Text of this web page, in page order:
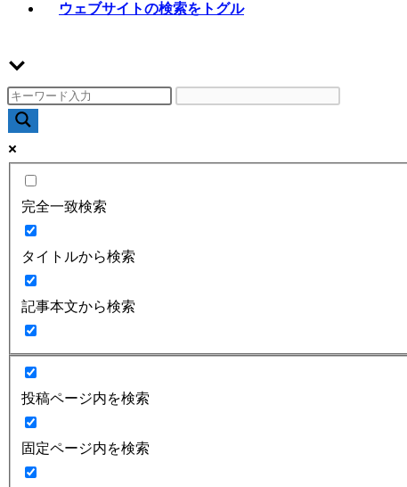
ウェブサイトの検索をトグル
完全一致検索
タイトルから検索
記事本文から検索
投稿ページ内を検索
固定ページ内を検索